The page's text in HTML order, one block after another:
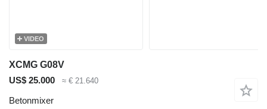
VIDEO
XCMG G08V
US$ 25.000
≈ € 21.640
Betonmixer